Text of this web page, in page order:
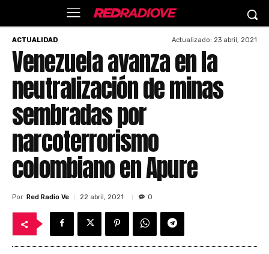
ACTUALIDAD Actualizado: 23 abril, 2021
Venezuela avanza en la
neutralización de minas
sembradas por
narcoterrorismo
colombiano en Apure
Por Red Radio Ve 22 abril, 2021 0